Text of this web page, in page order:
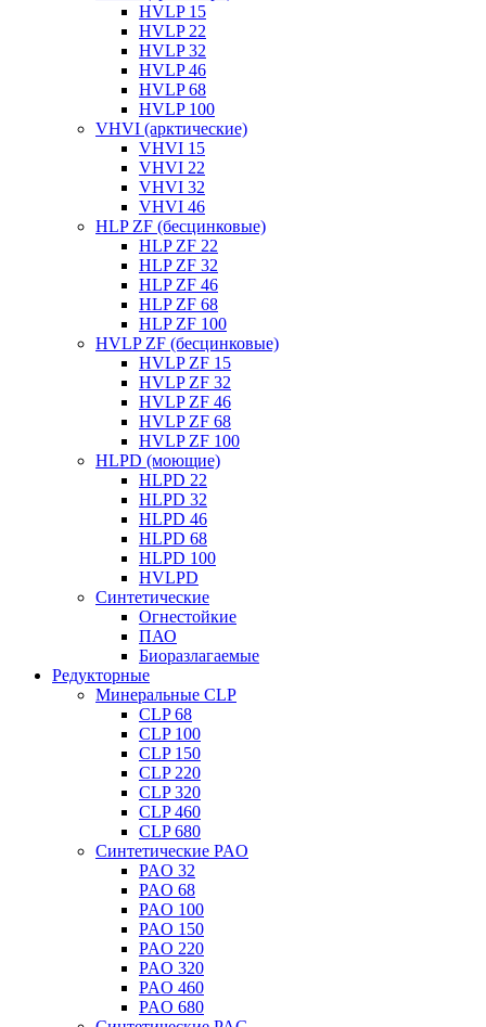
HVLP 15
HVLP 22
HVLP 32
HVLP 46
HVLP 68
HVLP 100
VHVI (арктические)
VHVI 15
VHVI 22
VHVI 32
VHVI 46
HLP ZF (бесцинковые)
HLP ZF 22
HLP ZF 32
HLP ZF 46
HLP ZF 68
HLP ZF 100
HVLP ZF (бесцинковые)
HVLP ZF 15
HVLP ZF 32
HVLP ZF 46
HVLP ZF 68
HVLP ZF 100
HLPD (моющие)
HLPD 22
HLPD 32
HLPD 46
HLPD 68
HLPD 100
HVLPD
Синтетические
Огнестойкие
ПАО
Биоразлагаемые
Редукторные
Минеральные CLP
CLP 68
CLP 100
CLP 150
CLP 220
CLP 320
CLP 460
CLP 680
Синтетические PAO
PAO 32
PAO 68
PAO 100
PAO 150
PAO 220
PAO 320
PAO 460
PAO 680